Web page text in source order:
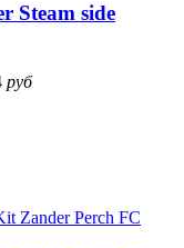
Steam side
руб